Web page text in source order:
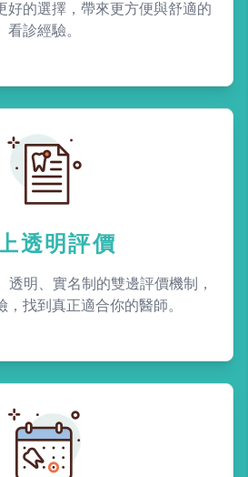
好的選擇，帶來更方便與舒適的
看診經驗。
透明評價
透明、實名制的雙邊評價機制，
，找到真正適合你的醫師。